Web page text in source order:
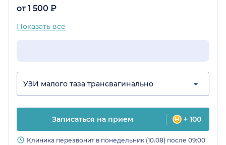
от 1 500 ₽
Показать все
УЗИ малого таза трансвагинально
Записаться на прием + 100
Клиника перезвонит в понедельник (10.08) после 09:00